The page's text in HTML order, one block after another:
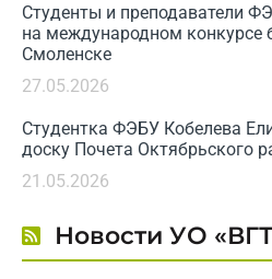
Студенты и преподаватели
на международном конкурсе
Смоленске
27.05.2026
Студентка ФЭБУ Кобелева
доску Почета Октябрьского
21.05.2026
Новости УО